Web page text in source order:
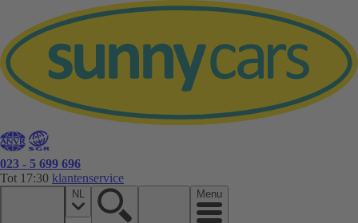
023 - 5 699 696
Tot 17:30 klantenservice
NL Menu